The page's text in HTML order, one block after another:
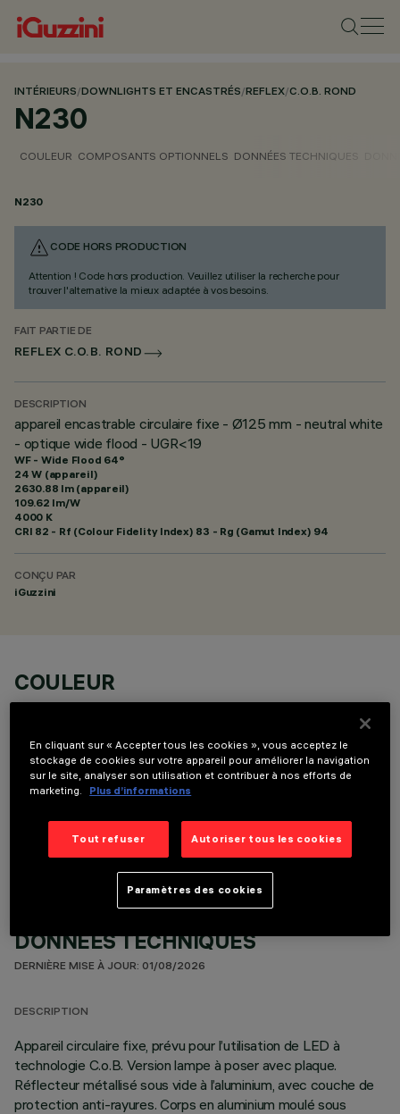
INTÉRIEURS/DOWNLIGHTS ET ENCASTRÉS/REFLEX/C.O.B. ROND
N230
COULEUR COMPOSANTS OPTIONNELS DONNÉES TECHNIQUES
N230
CODE HORS PRODUCTION
Attention ! Code hors production. Veuillez utiliser la recherche pour
trouver l'alternative la mieux adaptée à vos besoins.
FAIT PARTIE DE
REFLEX C.O.B. ROND
DESCRIPTION
appareil encastrable circulaire fixe - Ø125 mm - neutral white
- optique wide flood - UGR<19
WF - Wide Flood 64°
24 W (appareil)
2630.88 lm (appareil)
109.62 lm/W
4000 K
CRI 82 - Rf (Colour Fidelity Index) 83 - Rg (Gamut Index) 94
CONÇU PAR
iGuzzini
COULEUR
DONNÉES TECHNIQUES
DERNIÈRE MISE À JOUR: 01/08/2026
DESCRIPTION
Appareil circulaire fixe, prévu pour l’utilisation de LED à
technologie C.o.B. Version lampe à poser avec plaque.
Réflecteur métallisé sous vide à l’aluminium, avec couche de
protection anti-rayures. Corps en aluminium moulé sous
En cliquant sur « Accepter tous les cookies », vous acceptez le
stockage de cookies sur votre appareil pour améliorer la navigation
sur le site, analyser son utilisation et contribuer à nos efforts de
marketing.
Plus d’informations
Tout refuser Autoriser tous les cookies
Paramètres des cookies